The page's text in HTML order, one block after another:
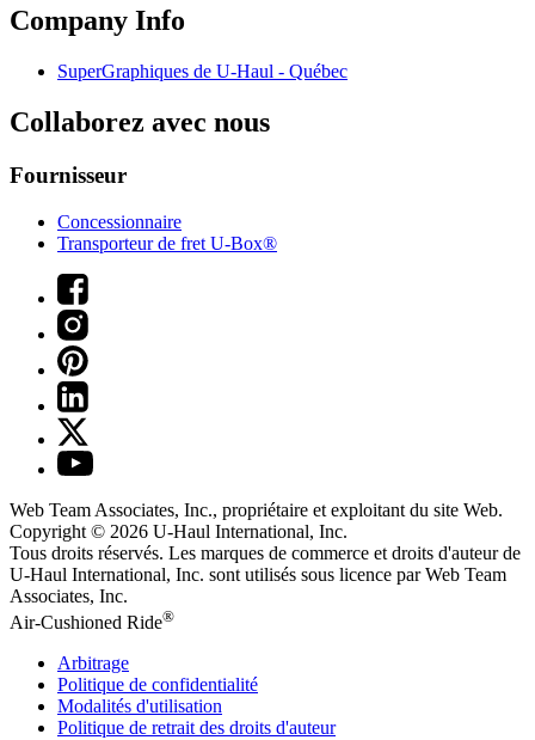
Company Info
SuperGraphiques de U-Haul - Québec
Collaborez avec nous
Fournisseur
Concessionnaire
Transporteur de fret U-Box®
Web Team Associates, Inc., propriétaire et exploitant du site Web.
Copyright © 2026 U-Haul International, Inc.
Tous droits réservés. Les marques de commerce et droits d'auteur de
U-Haul International, Inc. sont utilisés sous licence par Web Team
Associates, Inc.
Air-Cushioned Ride®
Arbitrage
Politique de confidentialité
Modalités d'utilisation
Politique de retrait des droits d'auteur